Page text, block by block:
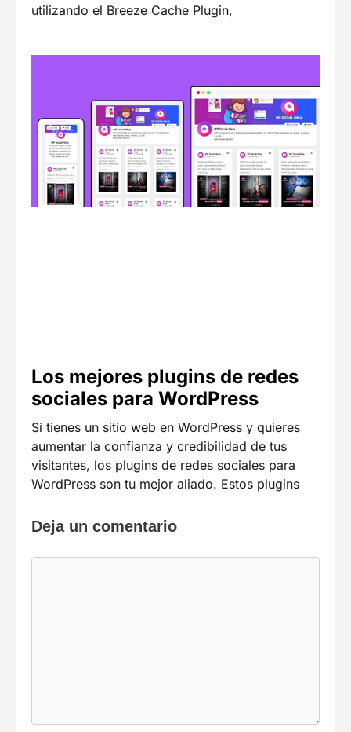
utilizando el Breeze Cache Plugin,
Los mejores plugins de redes
sociales para WordPress
Si tienes un sitio web en WordPress y quieres
aumentar la confianza y credibilidad de tus
visitantes, los plugins de redes sociales para
WordPress son tu mejor aliado. Estos plugins
Deja un comentario